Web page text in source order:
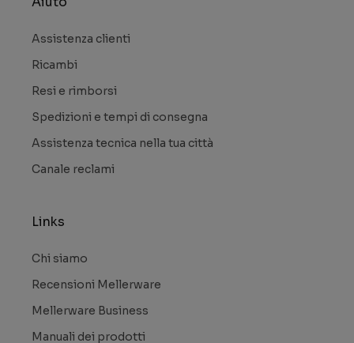
Assistenza clienti
Ricambi
Resi e rimborsi
Spedizioni e tempi di consegna
Assistenza tecnica nella tua città
Canale reclami
Links
Chi siamo
Recensioni Mellerware
Mellerware Business
Manuali dei prodotti